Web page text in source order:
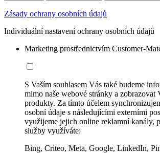
Zásady ochrany osobních údajů
Individuální nastavení ochrany osobních údajů
Marketing prostřednictvím Customer-
S Vaším souhlasem Vás také budeme
mimo naše webové stránky a zobrazovat
produkty. Za tímto účelem
osobní údaje s následujícími externími
využijeme jejich online reklamní kanály,
služby využíváte:
Bing, Criteo, Meta, Google, LinkedIn,